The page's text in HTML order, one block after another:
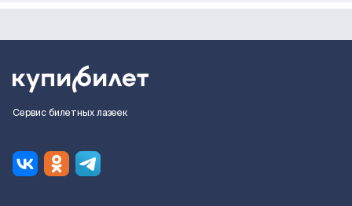
Сервис билетных лазеек